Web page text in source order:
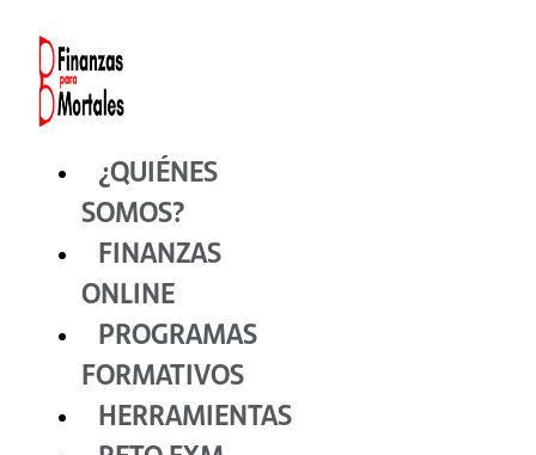
contenido
¿QUIÉNES
SOMOS?
FINANZAS
ONLINE
PROGRAMAS
FORMATIVOS
HERRAMIENTAS